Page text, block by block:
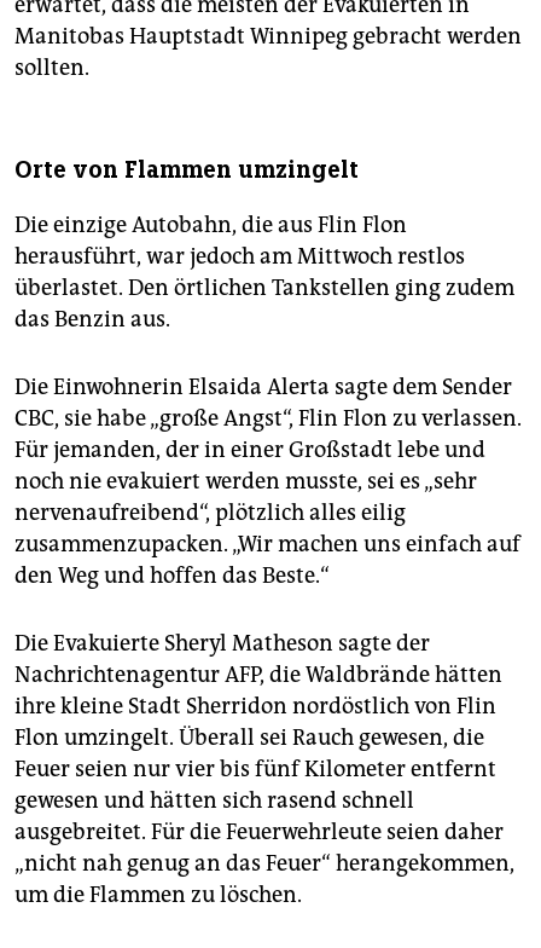
erwartet, dass die meisten der Evakuierten in
Manitobas Hauptstadt Winnipeg gebracht werden
sollten.
Orte von Flammen umzingelt
Die einzige Autobahn, die aus Flin Flon
herausführt, war jedoch am Mittwoch restlos
überlastet. Den örtlichen Tankstellen ging zudem
das Benzin aus.
Die Einwohnerin Elsaida Alerta sagte dem Sender
CBC, sie habe „große Angst“, Flin Flon zu verlassen.
Für jemanden, der in einer Großstadt lebe und
noch nie evakuiert werden musste, sei es „sehr
nervenaufreibend“, plötzlich alles eilig
zusammenzupacken. „Wir machen uns einfach auf
den Weg und hoffen das Beste.“
Die Evakuierte Sheryl Matheson sagte der
Nachrichtenagentur AFP, die Waldbrände hätten
ihre kleine Stadt Sherridon nordöstlich von Flin
Flon umzingelt. Überall sei Rauch gewesen, die
Feuer seien nur vier bis fünf Kilometer entfernt
gewesen und hätten sich rasend schnell
ausgebreitet. Für die Feuerwehrleute seien daher
„nicht nah genug an das Feuer“ herangekommen,
um die Flammen zu löschen.